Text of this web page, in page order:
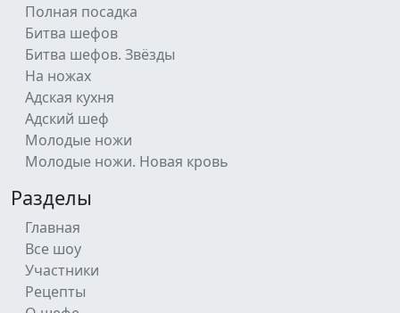
Полная посадка
Битва шефов
Битва шефов. Звёзды
На ножах
Адская кухня
Адский шеф
Молодые ножи
Молодые ножи. Новая кровь
Разделы
Главная
Все шоу
Участники
Рецепты